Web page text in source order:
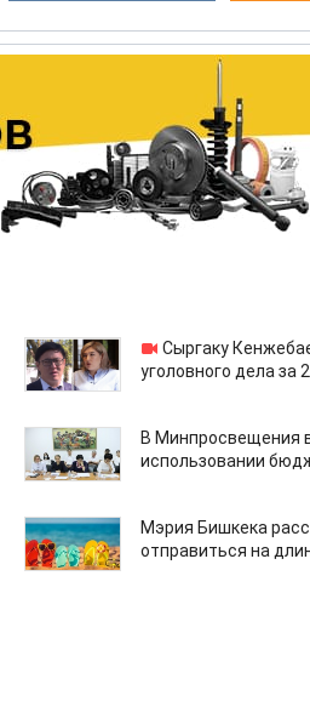
Сыргаку
уголовного дела за
В Минпросвещения
использовании
Мэрия Бишкека
отправиться на